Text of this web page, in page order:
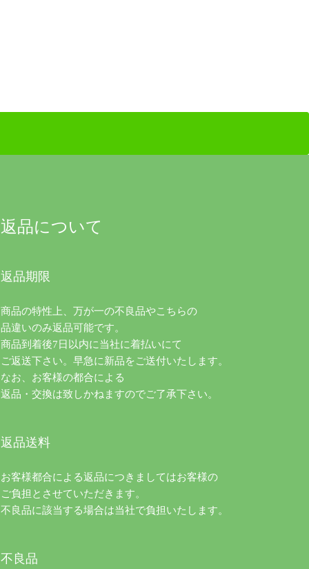
返品について
返品期限
商品の特性上、万が一の不良品やこちらの
品違いのみ返品可能です。
商品到着後7日以内に当社に着払いにて
ご返送下さい。早急に新品をご送付いたします。
なお、お客様の都合による
返品・交換は致しかねますのでご了承下さい。
返品送料
お客様都合による返品につきましてはお客様の
ご負担とさせていただきます。
不良品に該当する場合は当社で負担いたします。
不良品